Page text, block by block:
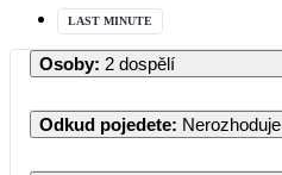
LAST MINUTE
Osoby: 2 dospělí
Odkud pojedete: Nerozhoduje